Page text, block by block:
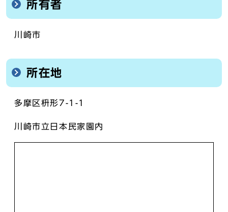
所有者
川崎市
所在地
多摩区枡形7-1-1
川崎市立日本民家園内